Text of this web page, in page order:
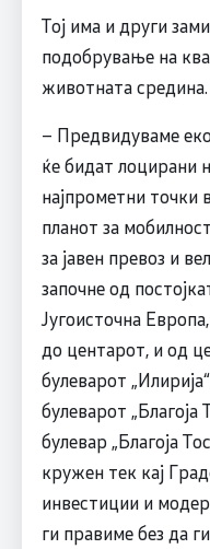
Тој има и други
подобрување на
животната средина.
– Предвидуваме
ќе бидат лоцирани
најпрометни точки
планот за
за јавен превоз и
започне од
Југоисточна
до центарот, и од
булеварот
булеварот
булевар „Благоја
кружен тек кај
инвестиции и
ги правиме без да